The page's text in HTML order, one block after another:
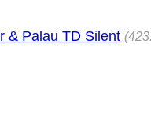
& Palau TD Silent